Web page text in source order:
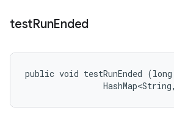
testRunEnded
public void testRunEnded (long